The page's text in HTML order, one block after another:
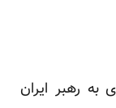
به رهبر ایران